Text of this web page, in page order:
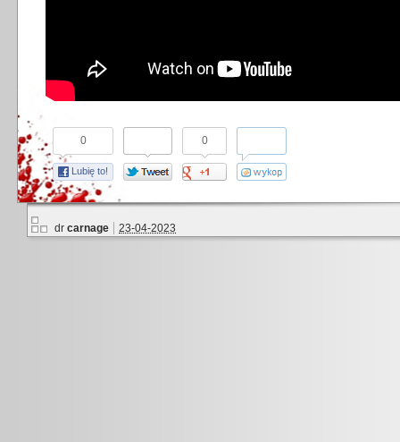
0
Lubię to!
0
dr carnage 23-04-2023